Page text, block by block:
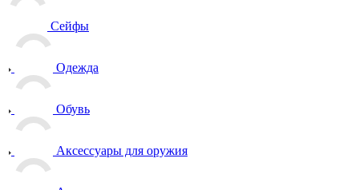
Сейфы
Одежда
Обувь
Аксессуары для оружия